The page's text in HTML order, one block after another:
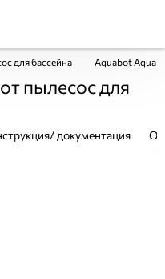
для бассейна Aquabot
пылесос для
документация